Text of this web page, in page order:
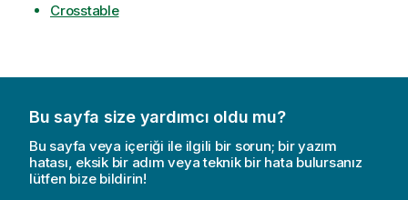
Crosstable
Bu sayfa size yardımcı oldu mu?
Bu sayfa veya içeriği ile ilgili bir sorun; bir yazım
hatası, eksik bir adım veya teknik bir hata bulursanız
lütfen bize bildirin!